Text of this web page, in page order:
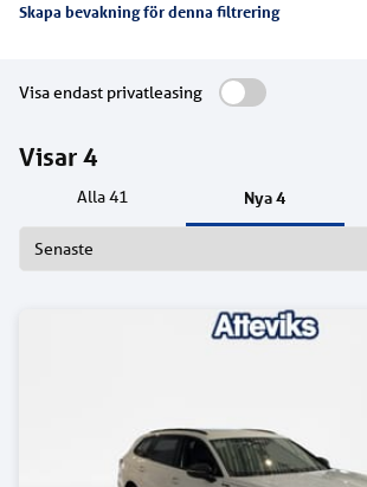
Skapa bevakning för denna filtrering
Visa endast privatleasing
Visar 4
Alla41 Nya4